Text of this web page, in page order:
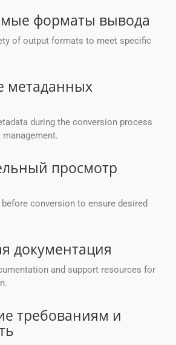
форматы вывода
of output formats to meet specific
метаданных
during the conversion process
просмотр
conversion to ensure desired
документация
and support resources for
требованиям и